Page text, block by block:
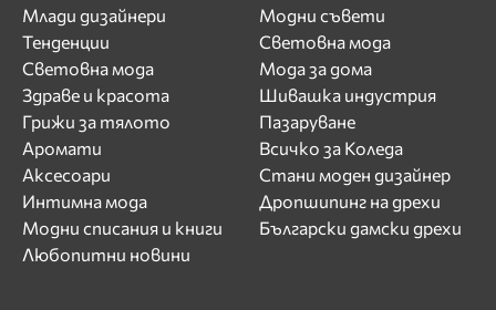
Млади дизайнери
Тенденции
Световна мода
Здраве и красота
Грижи за тялото
Аромати
Аксесоари
Интимна мода
Модни списания и книги
Любопитни новини
Модни съвети
Световна мода
Мода за дома
Шивашка индустрия
Пазаруване
Всичко за Коледа
Стани моден дизайнер
Дропшипинг на дрехи
Български дамски дрехи